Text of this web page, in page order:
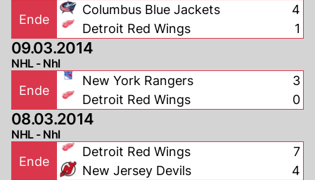
Ende
Columbus Blue Jackets
Detroit Red Wings
4
1
09.03.2014
NHL - Nhl
Ende
New York Rangers
Detroit Red Wings
3
0
08.03.2014
NHL - Nhl
Ende
Detroit Red Wings
New Jersey Devils
7
4